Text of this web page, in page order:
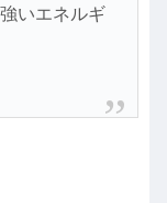
いエネルギ